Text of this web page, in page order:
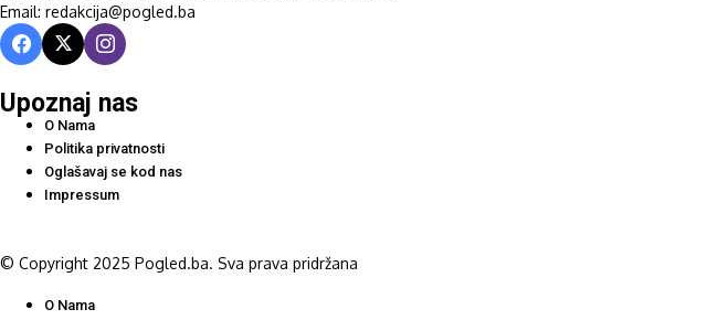
Email: redakcija@pogled.ba
Upoznaj nas
O Nama
Politika privatnosti
Oglašavaj se kod nas
Impressum
© Copyright 2025 Pogled.ba. Sva prava pridržana
O Nama